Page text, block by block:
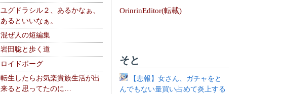
ユグドラシル２、あるかなぁ、
あるといいなぁ。
混ぜ人の短編集
岩田聡と歩く道
ロイドボーグ
転生したらお気楽貴族生活が出
来ると思ってたのに…
OrinrinEditor(転載)
そと
【悲報】女さん、ガチャをと
んでもない量買い占めて炎上する